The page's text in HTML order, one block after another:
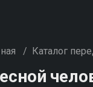
/ Каталог